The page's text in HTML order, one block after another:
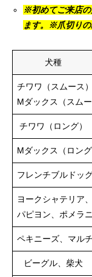
※初めてご来店の
ます。※爪切りの
犬種
チワワ（スムース
Mダックス（スム
チワワ（ロング）
Mダックス（ロン
フレンチブルドッ
ヨークシャテリア
パピヨン、ポメラ
ペキニーズ、マル
ビーグル、柴犬